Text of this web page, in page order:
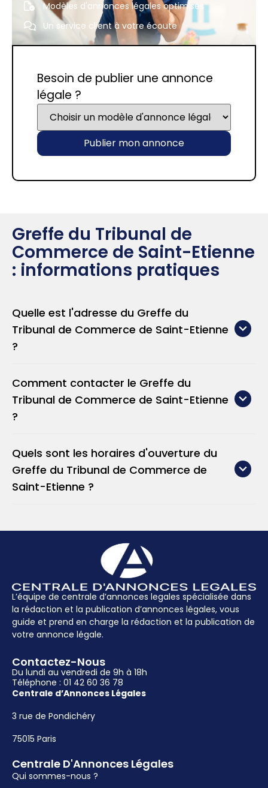
Modèles d'annonces légales optimisés
Un service client à votre écoute
Besoin de publier une annonce
légale ?
Publier mon annonce
Greffe du Tribunal de
Commerce de Saint-Etienne
: informations pratiques
Quelle est l'adresse du Greffe du
Tribunal de Commerce de Saint-Etienne
?
Comment contacter le Greffe du
Tribunal de Commerce de Saint-Etienne
?
Téléphone : 0 899 02 42 42
Site web :
saintetienne.fr/
Quels sont les horaires d'ouverture du
Greffe du Tribunal de Commerce de
Saint-Etienne ?
L’équipe de centrale d’annonces legales spécialisée dans
la rédaction et la publication d’annonces légales, vous
guide et prend en charge la rédaction et la publication de
votre annonce légale.
Centrale D'Annonces Légales
Qui sommes-nous ?
Contactez-Nous
Du lundi au vendredi de 9h à 18h
Téléphone : 01 42 60 36 78
Centrale d’Annonces Légales
3 rue de Pondichéry
75015 Paris